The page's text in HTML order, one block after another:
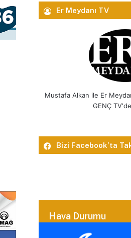
Er Meydanı TV
Mustafa Alkan ile Er
GENÇ
Bizi Facebook’ta
Hava Durumu